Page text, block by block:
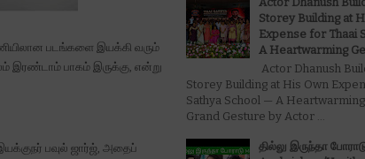
படங்களை இயக்கி வரும்
இரண்டாம் பாகம் இருக்கு, என்று
பவுல் ஜார்ஜ், அதைப்
Storey Building at
Expense for Thaai
A Heartwarming
Actor Dhanush
Storey Building at His Own
Sathya School — A
Grand Gesture by Actor ...
தில்லு இருந்தா